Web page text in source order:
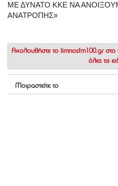
ΜΕ ΔΥΝΑΤΟ ΚΚΕ ΝΑ
ΑΝΑΤΡΟΠΗΣ»
Ακολουθήστε το limnosfm100.gr
όλες τις
Μοιραστείτε το